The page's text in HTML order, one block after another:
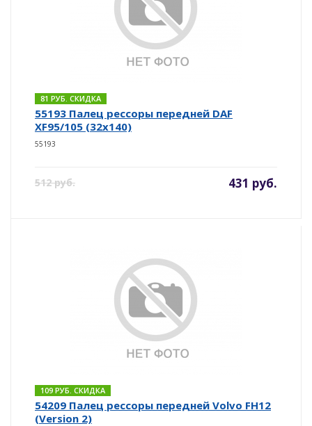
81 РУБ. СКИДКА
55193 Палец рессоры передней DAF
XF95/105 (32x140)
55193
512 руб. 431 руб.
109 РУБ. СКИДКА
54209 Палец рессоры передней Volvo FH12
(Version 2)